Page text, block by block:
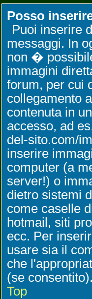
Posso
Puoi inserire
messaggi. In
non �
immagini
forum, per cui
collegamento
contenuta in
accesso, ad
del-sito.com/
inserire
computer (a
server!) o
dietro sistemi
come caselle
hotmail, siti
ecc. Per
usare sia il
che
(se consentito).
Top